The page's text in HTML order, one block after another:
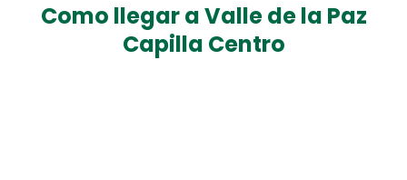
Como llegar a Valle de la Paz
Capilla Centro